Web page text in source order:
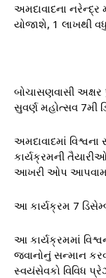
અમદાવાદના નરેન્દ્ર
યોજાશે, 1 લાખથી
બોચાસણવાસી અક્ષર
સુવર્ણ મહોત્સવ 7મી
અમદાવાદમાં
કાર્યક્રમની
આખરી ઓપ
આ કાર્યક્રમ 7
આ કાર્યક્રમમાં
જવાનોનું સન્માન
સ્વયંસેવકો વિવિધ